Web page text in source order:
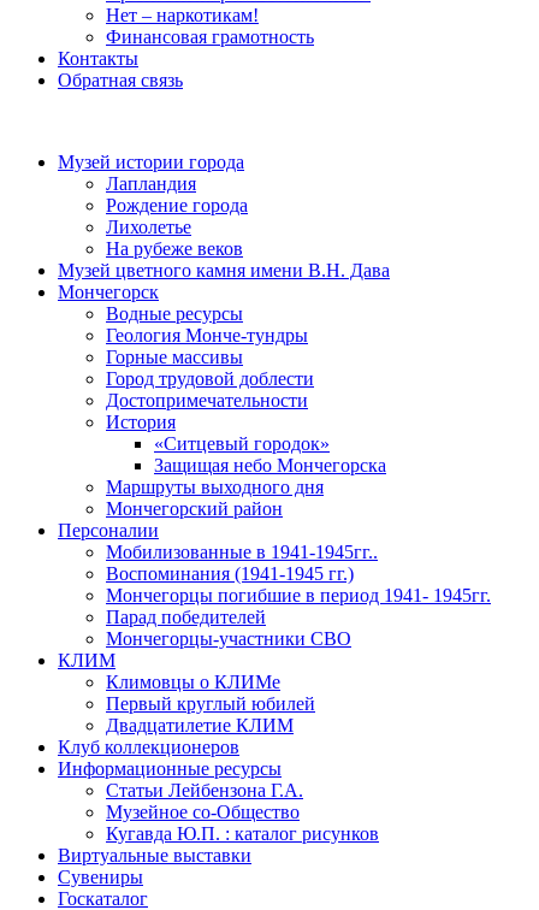
Нет – наркотикам!
Финансовая грамотность
Контакты
Обратная связь
Музей истории города
Лапландия
Рождение города
Лихолетье
На рубеже веков
Музей цветного камня имени В.Н. Дава
Мончегорск
Водные ресурсы
Геология Монче-тундры
Горные массивы
Город трудовой доблести
Достопримечательности
История
«Ситцевый городок»
Защищая небо Мончегорска
Маршруты выходного дня
Мончегорский район
Персоналии
Мобилизованные в 1941-1945гг..
Воспоминания (1941-1945 гг.)
Мончегорцы погибшие в период 1941- 1945гг.
Парад победителей
Мончегорцы-участники СВО
КЛИМ
Климовцы о КЛИМе
Первый круглый юбилей
Двадцатилетие КЛИМ
Клуб коллекционеров
Информационные ресурсы
Статьи Лейбензона Г.А.
Музейное со-Общество
Кугавда Ю.П. : каталог рисунков
Виртуальные выставки
Сувениры
Госкаталог